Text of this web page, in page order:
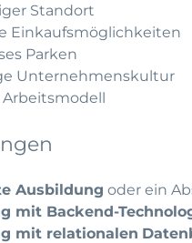
Standort
Einkaufsmöglichkeiten
Parken
Unternehmenskultur
Arbeitsmodell
Ausbildung oder ein
mit Backend-
mit relationalen